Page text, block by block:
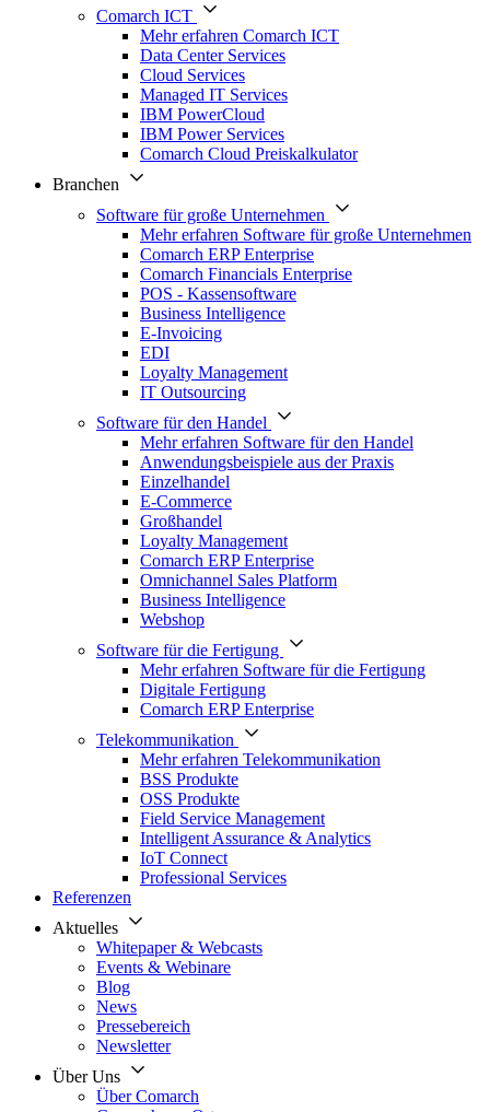
Comarch ICT
Mehr erfahren Comarch ICT
Data Center Services
Cloud Services
Managed IT Services
IBM PowerCloud
IBM Power Services
Comarch Cloud Preiskalkulator
Branchen
Software für große Unternehmen
Mehr erfahren Software für große Unternehmen
Comarch ERP Enterprise
Comarch Financials Enterprise
POS - Kassensoftware
Business Intelligence
E-Invoicing
EDI
Loyalty Management
IT Outsourcing
Software für den Handel
Mehr erfahren Software für den Handel
Anwendungsbeispiele aus der Praxis
Einzelhandel
E-Commerce
Großhandel
Loyalty Management
Comarch ERP Enterprise
Omnichannel Sales Platform
Business Intelligence
Webshop
Software für die Fertigung
Mehr erfahren Software für die Fertigung
Digitale Fertigung
Comarch ERP Enterprise
Telekommunikation
Mehr erfahren Telekommunikation
BSS Produkte
OSS Produkte
Field Service Management
Intelligent Assurance & Analytics
IoT Connect
Professional Services
Referenzen
Aktuelles
Whitepaper & Webcasts
Events & Webinare
Blog
News
Pressebereich
Newsletter
Über Uns
Über Comarch